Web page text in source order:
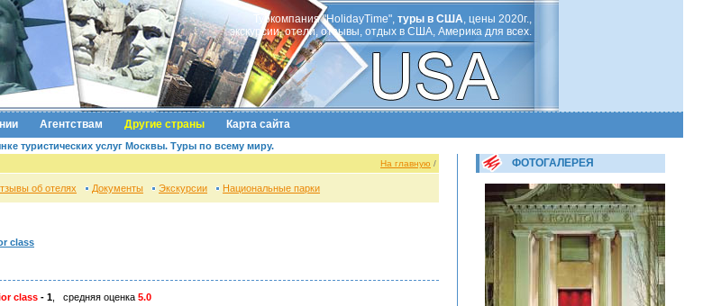
Туркомпания "HolidayTime", туры в США, цены 2020г.,
экскурсии, отели, отзывы, отдых в США, Америка для всех.
Агентствам Другие страны Карта сайта
туристических услуг Москвы. Туры по всему миру.
На главную /
об отелях Документы Экскурсии Национальные парки
class
class - 1 , средняя оценка 5.0
ФОТОГАЛЕРЕЯ